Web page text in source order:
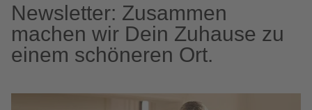
Newsletter: Zusammen
machen wir Dein Zuhause zu
einem schöneren Ort.